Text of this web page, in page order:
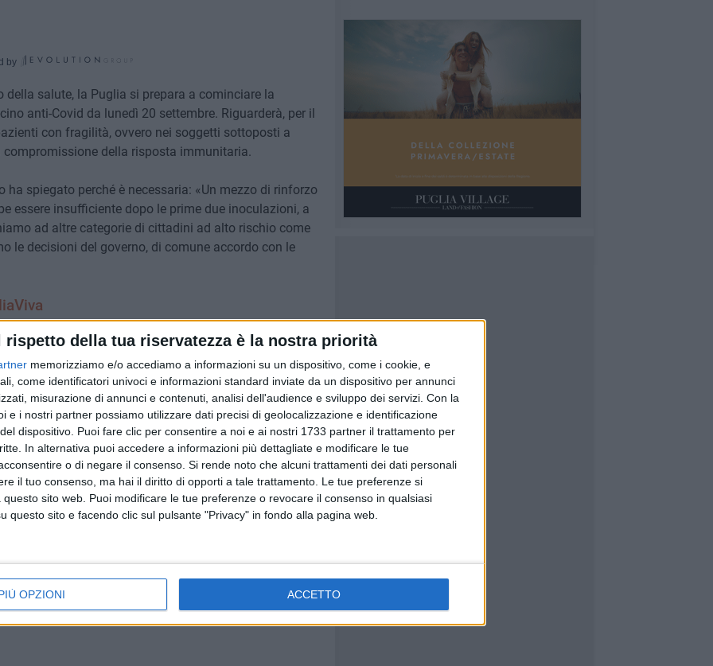
rispetto della tua riservatezza è la nostra priorità
memorizziamo e/o accediamo a informazioni su un dispositivo, come i cookie, e
come identificatori univoci e informazioni standard inviate da un dispositivo per annunci
misurazione di annunci e contenuti, analisi dell'audience e sviluppo dei servizi. Con la
e i nostri partner possiamo utilizzare dati precisi di geolocalizzazione e identificazione
dispositivo. Puoi fare clic per consentire a noi e ai nostri 1733 partner il trattamento per
In alternativa puoi accedere a informazioni più dettagliate e modificare le tue
o di negare il consenso. Si rende noto che alcuni trattamenti dei dati personali
il tuo consenso, ma hai il diritto di opporti a tale trattamento. Le tue preferenze si
sito web. Puoi modificare le tue preferenze o revocare il consenso in qualsiasi
questo sito e facendo clic sul pulsante "Privacy" in fondo alla pagina web.
OPZIONI ACCETTO
by
salute, la Puglia si prepara a cominciare la
anti-Covid da lunedì 20 settembre. Riguarderà, per il
con fragilità, ovvero nei soggetti sottoposti a
della risposta immunitaria.
ha spiegato perché è necessaria: «Un mezzo di rinforzo
essere insufficiente dopo le prime due inoculazioni, a
ad altre categorie di cittadini ad alto rischio come
le decisioni del governo, di comune accordo con le
LOPALCO
8 AGOSTO 2026
Latitanti del clan Capriati